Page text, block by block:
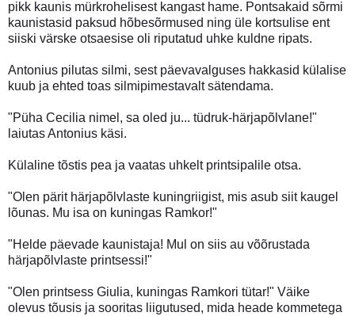
pikk kaunis mürkrohelisest kangast hame. Pontsakaid sõrmi
kaunistasid paksud hõbesõrmused ning üle kortsulise ent
siiski värske otsaesise oli riputatud uhke kuldne ripats.
Antonius pilutas silmi, sest päevavalguses hakkasid külalise
kuub ja ehted toas silmipimestavalt sätendama.
"Püha Cecilia nimel, sa oled ju... tüdruk-härjapõlvlane!"
laiutas Antonius käsi.
Külaline tõstis pea ja vaatas uhkelt printsipalile otsa.
"Olen pärit härjapõlvlaste kuningriigist, mis asub siit kaugel
lõunas. Mu isa on kuningas Ramkor!"
"Helde päevade kaunistaja! Mul on siis au võõrustada
härjapõlvlaste printsessi!"
"Olen printsess Giulia, kuningas Ramkori tütar!" Väike
olevus tõusis ja sooritas liigutused, mida heade kommetega